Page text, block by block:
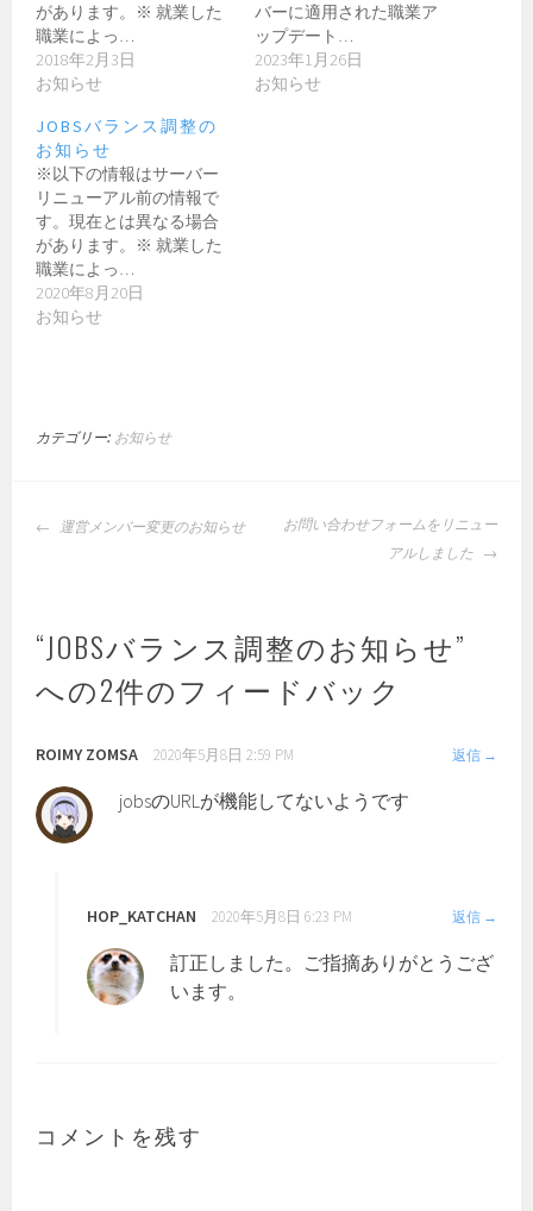
があります。※ 就業した
職業によっ…
2018年2月3日
お知らせ
バーに適用された職業ア
ップデート…
2023年1月26日
お知らせ
JOBSバランス調整の
お知らせ
※以下の情報はサーバー
リニューアル前の情報で
す。現在とは異なる場合
があります。※ 就業した
職業によっ…
2020年8月20日
お知らせ
カテゴリー: お知らせ
投
ゲ
ー
シ
ン
運営メンバー変更のお知らせ
お問い合わせフォームをリニュー
アルしました
“JOBSバランス調整のお知らせ”
への2件のフィードバック
ROIMY ZOMSA 2020年5月8日 2:59 PM 返信
jobsのURLが機能してないようです
HOP_KATCHAN 2020年5月8日 6:23 PM 返信
訂正しました。ご指摘ありがとうござ
います。
コメントを残す